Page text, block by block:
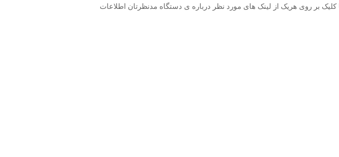
با کلیک بر روی هریک از لینک های مورد نظر درباره ی دستگاه مدنظرتان اطلاعات